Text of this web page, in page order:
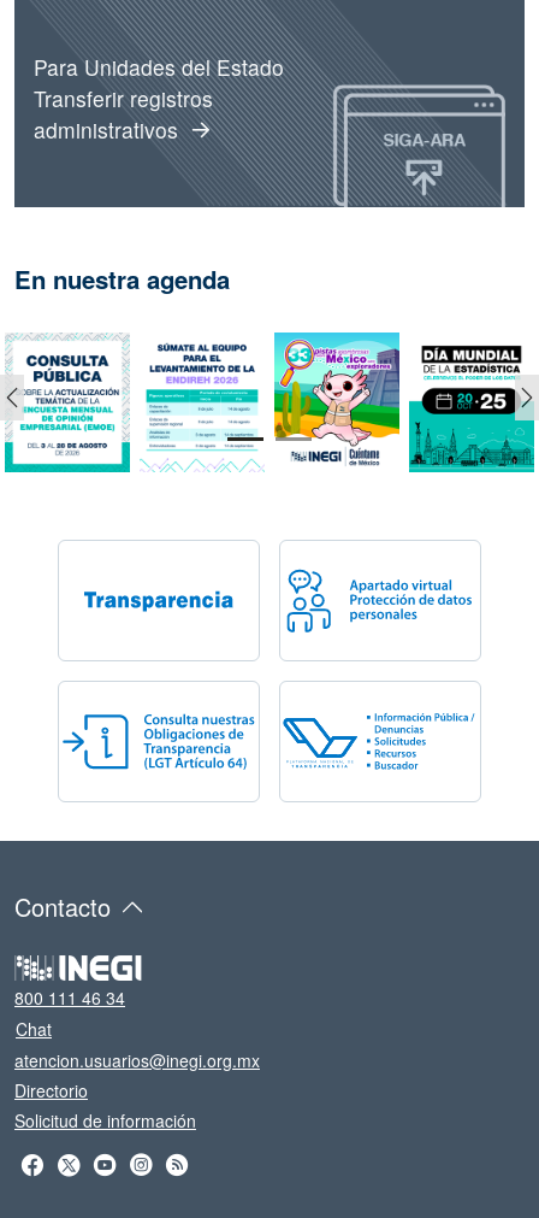
Para Unidades del Estado
Transferir registros
administrativos
En nuestra agenda
Anterior
Contacto
800 111 46 34
Chat
atencion.usuarios@inegi.org.mx
Directorio
Solicitud de información